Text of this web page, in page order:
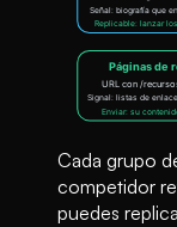
Cada grupo
competidor
puedes